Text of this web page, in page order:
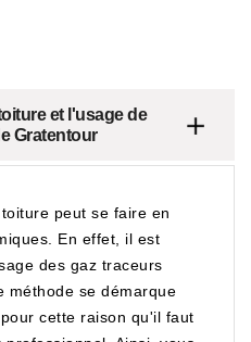
et l'usage de
Gratentour
peut se faire en
En effet, il est
des gaz traceurs
méthode se démarque
cette raison qu'il faut